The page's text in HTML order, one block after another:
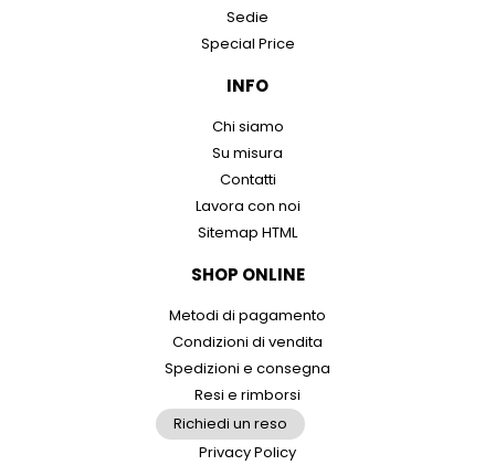
Sedie
Special Price
INFO
Chi siamo
Su misura
Contatti
Lavora con noi
Sitemap HTML
SHOP ONLINE
Metodi di pagamento
Condizioni di vendita
Spedizioni e consegna
Resi e rimborsi
Richiedi un reso
Privacy Policy